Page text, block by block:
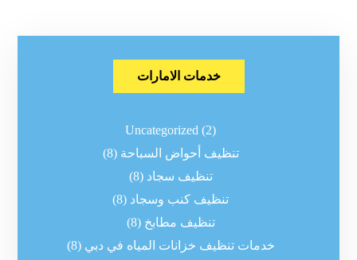
خدمات الامارات
Uncategorized (2)
تنظيف أحواض السباحة (8)
تنظيف سجاد (8)
تنظيف كنب وسجاد (8)
تنظيف مطابخ (8)
خدمات تنظيف خزانات المياه في دبي (8)